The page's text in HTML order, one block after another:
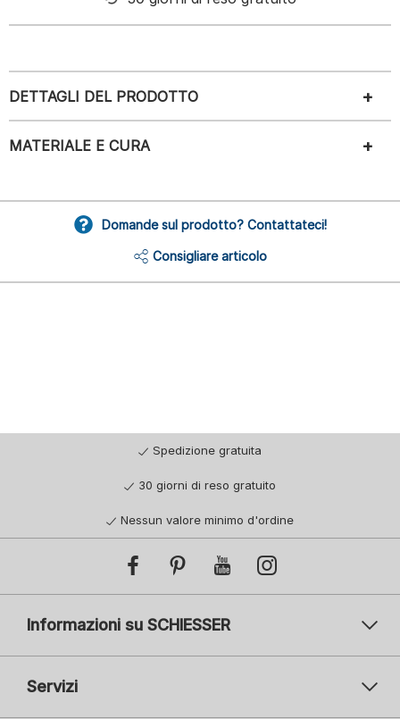
DETTAGLI DEL PRODOTTO
MATERIALE E CURA
Domande sul prodotto? Contattateci!
Consigliare articolo
Spedizione gratuita
30 giorni di reso gratuito
Nessun valore minimo d'ordine
Informazioni su SCHIESSER
Servizi